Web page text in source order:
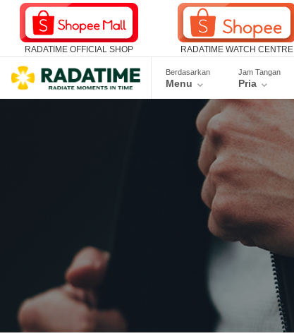
RADATIME OFFICIAL SHOP RADATIME WATCH CENTRE
Berdasarkan
Menu
Jam Tangan
Pria